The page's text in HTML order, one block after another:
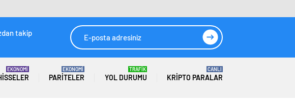
takip
EKONOMİ
PARITELER
EKONOMİ
YOL DURUMU
TRAFİK
KRIPTO PARALAR
CANLI